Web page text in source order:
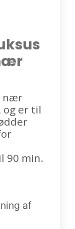
nær
og er til
90 min.
af